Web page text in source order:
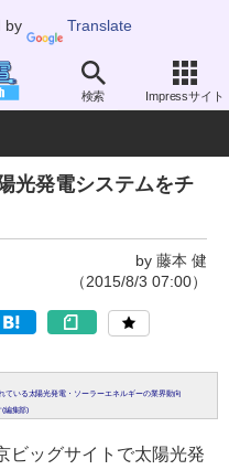
by Translate
検索 Impressサイト
ー 太陽電池
光発電システムをチ
by 藤本 健
（2015/8/3 07:00）
ている太陽光発電・ソーラーエネルギーの業界動向
編集部)
ッグサイトで太陽光発